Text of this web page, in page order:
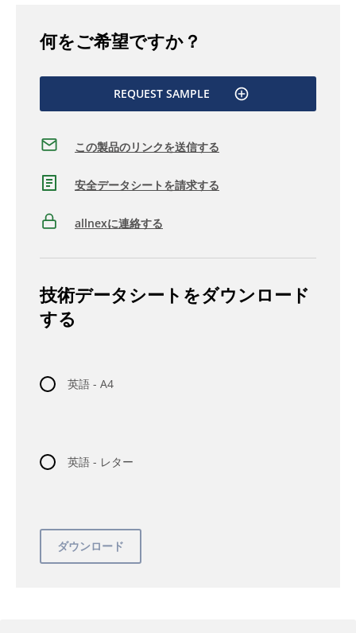
何をご希望ですか？
REQUEST SAMPLE
この製品のリンクを送信する
安全データシートを請求する
allnexに連絡する
技術データシートをダウンロード
する
英語 - A4
英語 - レター